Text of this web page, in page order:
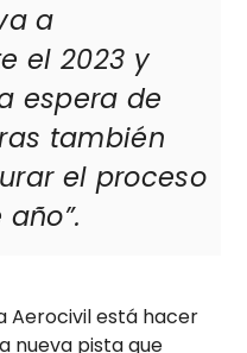
a
el 2023 y
espera de
también
el proceso
Aerocivil está hacer
nueva pista que